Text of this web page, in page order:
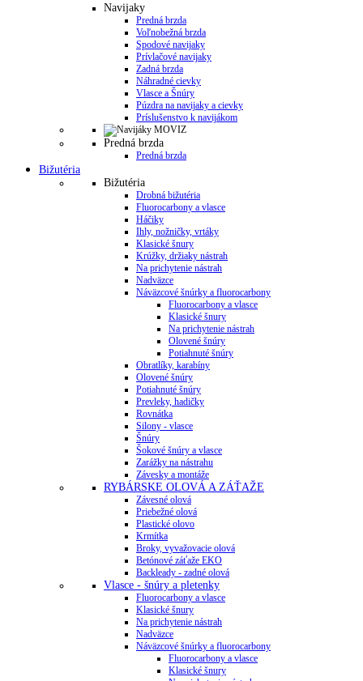
Navijaky
Predná brzda
Voľnobežná brzda
Spodové navijaky
Prívlačové navijaky
Zadná brzda
Náhradné cievky
Vlasce a Šnúry
Púzdra na navijaky a cievky
Príslušenstvo k navijákom
Predná brzda
Predná brzda
Bižutéria
Bižutéria
Drobná bižutéria
Fluorocarbony a vlasce
Háčiky
Ihly, nožničky, vrtáky
Klasické šnury
Krúžky, držiaky nástrah
Na prichytenie nástrah
Nadväzce
Náväzcové šnúrky a fluorocarbony
Fluorocarbony a vlasce
Klasické šnury
Na prichytenie nástrah
Olovené šnúry
Potiahnuté šnúry
Obratlíky, karabíny
Olovené šnúry
Potiahnuté šnúry
Prevleky, hadičky
Rovnátka
Silony - vlasce
Šnúry
Šokové šnúry a vlasce
Zarážky na nástrahu
Závesky a montáže
RYBÁRSKE OLOVÁ A ZÁŤAŽE
Závesné olová
Priebežné olová
Plastické olovo
Krmítka
Broky, vyvažovacie olová
Betónové záťaže EKO
Backleady - zadné olová
Vlasce - šnúry a pletenky
Fluorocarbony a vlasce
Klasické šnury
Na prichytenie nástrah
Nadväzce
Náväzcové šnúrky a fluorocarbony
Fluorocarbony a vlasce
Klasické šnury